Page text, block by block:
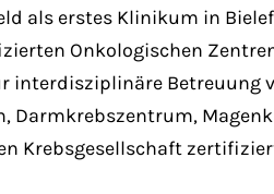
als erstes Klinikum in
Onkologischen
Betreuung
Darmkrebszentrum,
Krebsgesellschaft